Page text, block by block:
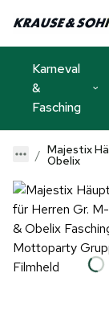
Karneval
&
Fasching
Majestix
Obelix